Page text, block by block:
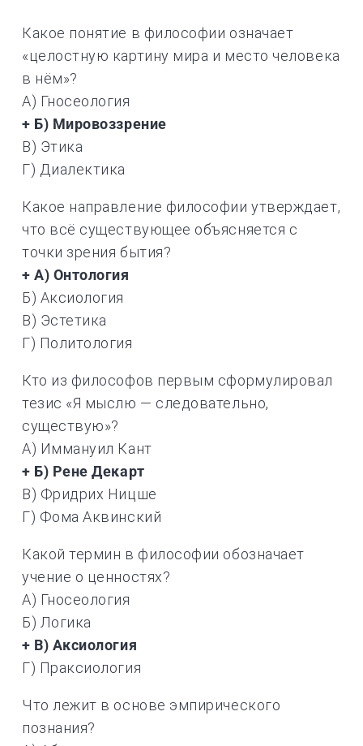
Какое понятие в философии означает
«целостную картину мира и место человека
в нём»?
А) Гносеология
+ Б) Мировоззрение
В) Этика
Г) Диалектика
Какое направление философии утверждает,
что всё существующее объясняется с
точки зрения бытия?
+ А) Онтология
Б) Аксиология
В) Эстетика
Г) Политология
Кто из философов первым сформулировал
тезис «Я мыслю — следовательно,
существую»?
А) Иммануил Кант
+ Б) Рене Декарт
В) Фридрих Ницше
Г) Фома Аквинский
Какой термин в философии обозначает
учение о ценностях?
А) Гносеология
Б) Логика
+ В) Аксиология
Г) Праксиология
Что лежит в основе эмпирического
познания?